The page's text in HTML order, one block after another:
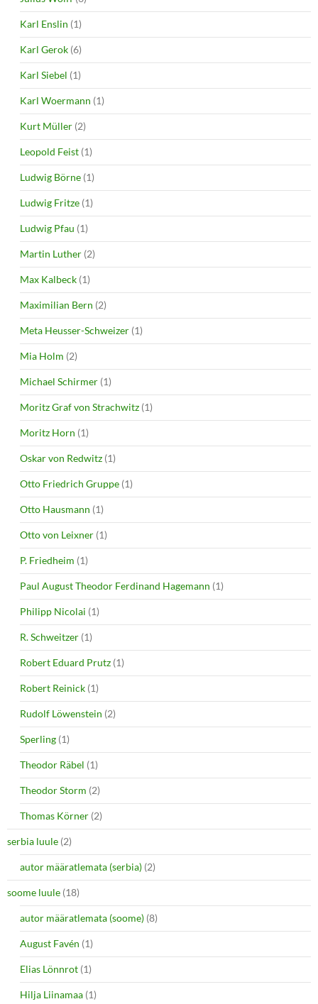
Karl Enslin (1)
Karl Gerok (6)
Karl Siebel (1)
Karl Woermann (1)
Kurt Müller (2)
Leopold Feist (1)
Ludwig Börne (1)
Ludwig Fritze (1)
Ludwig Pfau (1)
Martin Luther (2)
Max Kalbeck (1)
Maximilian Bern (2)
Meta Heusser-Schweizer (1)
Mia Holm (2)
Michael Schirmer (1)
Moritz Graf von Strachwitz (1)
Moritz Horn (1)
Oskar von Redwitz (1)
Otto Friedrich Gruppe (1)
Otto Hausmann (1)
Otto von Leixner (1)
P. Friedheim (1)
Paul August Theodor Ferdinand Hagemann (1)
Philipp Nicolai (1)
R. Schweitzer (1)
Robert Eduard Prutz (1)
Robert Reinick (1)
Rudolf Löwenstein (2)
Sperling (1)
Theodor Räbel (1)
Theodor Storm (2)
Thomas Körner (2)
serbia luule (2)
autor määratlemata (serbia) (2)
soome luule (18)
autor määratlemata (soome) (8)
August Favén (1)
Elias Lönnrot (1)
Hilja Liinamaa (1)